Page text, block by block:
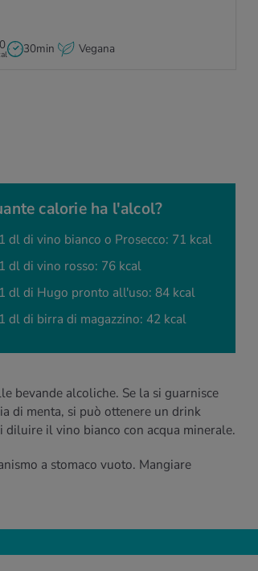
30min Vegana
calorie ha l'alcol?
1 dl di vino bianco o Prosecco: 71 kcal
1 dl di vino rosso: 76 kcal
1 dl di Hugo pronto all'uso: 84 kcal
1 dl di birra di magazzino: 42 kcal
bevande alcoliche. Se la si guarnisce
di menta, si può ottenere un drink
il vino bianco con acqua minerale.
a stomaco vuoto. Mangiare